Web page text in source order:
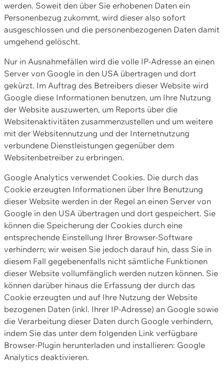
werden. Soweit den über Sie erhobenen Daten ein
Personenbezug zukommt, wird dieser also sofort
ausgeschlossen und die personenbezogenen Daten damit
umgehend gelöscht.
Nur in Ausnahmefällen wird die volle IP-Adresse an einen
Server von Google in den USA übertragen und dort
gekürzt. Im Auftrag des Betreibers dieser Website wird
Google diese Informationen benutzen, um Ihre Nutzung
der Website auszuwerten, um Reports über die
Websitenaktivitäten zusammenzustellen und um weitere
mit der Websitennutzung und der Internetnutzung
verbundene Dienstleistungen gegenüber dem
Websitenbetreiber zu erbringen.
Google Analytics verwendet Cookies. Die durch das
Cookie erzeugten Informationen über Ihre Benutzung
dieser Website werden in der Regel an einen Server von
Google in den USA übertragen und dort gespeichert. Sie
können die Speicherung der Cookies durch eine
entsprechende Einstellung Ihrer Browser-Software
verhindern; wir weisen Sie jedoch darauf hin, dass Sie in
diesem Fall gegebenenfalls nicht sämtliche Funktionen
dieser Website vollumfänglich werden nutzen können. Sie
können darüber hinaus die Erfassung der durch das
Cookie erzeugten und auf Ihre Nutzung der Website
bezogenen Daten (inkl. Ihrer IP-Adresse) an Google sowie
die Verarbeitung dieser Daten durch Google verhindern,
indem Sie das unter dem folgenden Link verfügbare
Browser-Plugin herunterladen und installieren: Google
Analytics deaktivieren.